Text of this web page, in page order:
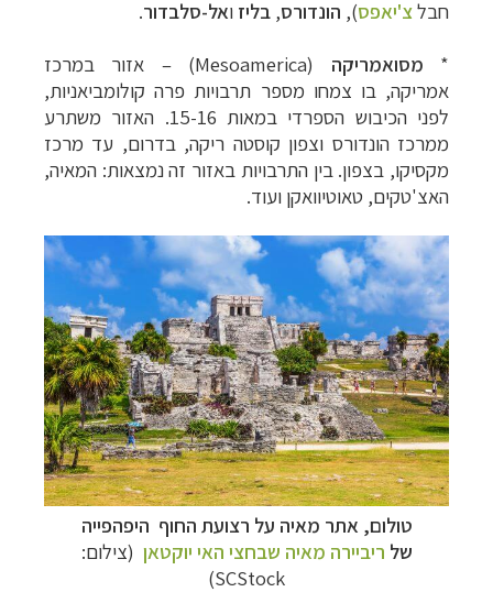
חבלצ'יאפס), הונדורס, בליז ואל-סלבדור.
* מסואמריקה (
Mesoamerica) – אזור במרכז
אמריקה, בו צמחו מספר תרבויות פרה קולומביאניות,
לפני הכיבוש הספרדי במאות 15-16. האזור משתרע
ממרכז הונדורס וצפון קוסטה ריקה, בדרום, עד מרכז
מקסיקו, בצפון. בין התרבויות באזור זה נמצאות: המאיה,
האצ'טקים, טאוטיוואקן ועוד.
טולום, אתר מאיה על רצועת החוף היפהפייה
של ריביירה מאיה שבחצי האי יוקטאן (צילום:
SCStock)
מסלולים מוכנים ב-11 יעדים –לחצו לבחירת המסלול
המתאים לכם »
מעטפת לוגיסטית מלאה: מלונות, רכב ופעילויות–
לחצו למידע נוסף »
מערכת ניווט חכמה וליווי לאורך כל הדרך
להסבר על השירות »